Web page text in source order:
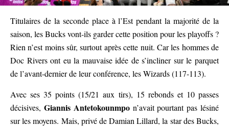
Titulaires de la seconde place à l’Est pendant la majorité de la
saison, les Bucks vont-ils garder cette position pour les playoffs ?
Rien n’est moins sûr, surtout après cette nuit. Car les hommes de
Doc Rivers ont eu la mauvaise idée de s’incliner sur le parquet
de l’avant-dernier de leur conférence, les Wizards (117-113).
Avec ses 35 points (15/21 aux tirs), 15 rebonds et 10 passes
décisives, Giannis Antetokounmpon’avait pourtant pas lésiné
sur les moyens. Mais, privé de Damian Lillard, la star des Bucks,